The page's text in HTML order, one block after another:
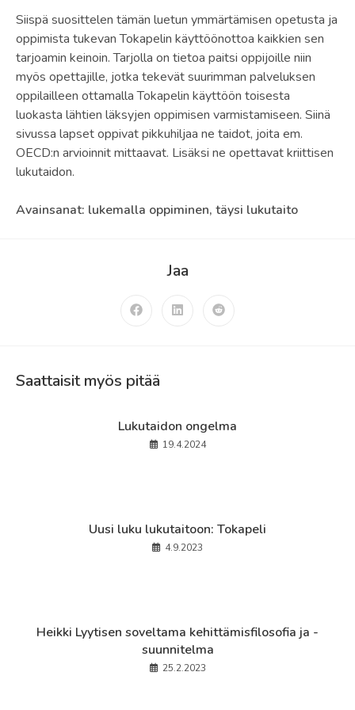
Siispä suosittelen tämän luetun ymmärtämisen opetusta ja
oppimista tukevan Tokapelin käyttöönottoa kaikkien sen
tarjoamin keinoin. Tarjolla on tietoa paitsi oppijoille niin
myös opettajille, jotka tekevät suurimman palveluksen
oppilailleen ottamalla Tokapelin käyttöön toisesta
luokasta lähtien läksyjen oppimisen varmistamiseen. Siinä
sivussa lapset oppivat pikkuhiljaa ne taidot, joita em.
OECD:n arvioinnit mittaavat. Lisäksi ne opettavat kriittisen
lukutaidon.
Avainsanat: lukemalla oppiminen, täysi lukutaito
JaaShare
this
Opens
Opens Opens
Saattaisit myös pitää
Lukutaidon ongelma
19.4.2024
Uusi luku lukutaitoon: Tokapeli
4.9.2023
Heikki Lyytisen soveltama kehittämisfilosofia ja -
suunnitelma
25.2.2023